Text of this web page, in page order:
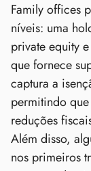
Family offices
níveis: uma
private equity
que fornece
captura a
permitindo
reduções
Além disso,
nos primeiros